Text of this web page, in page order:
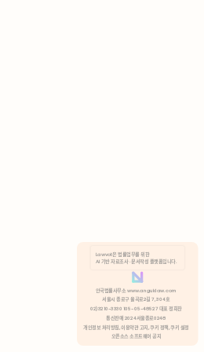
분석 쿠키 허용
Lawvot은 법률업무를 위한
AI 기반 자료조사 · 문서작성 플랫폼입니다.
안국법률사무소 www.anguklaw.com
서울시 종로구 율곡로2길 7, 304호
02)3210-3330 105-05-48527 대표 정희찬
통신판매 2024서울종로0248
개인정보 처리방침, 이용약관 고지, 쿠키 정책, 쿠키 설정
오픈소스 소프트웨어 공지